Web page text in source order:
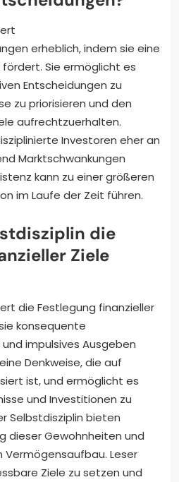
erheblich, indem sie eine
Sie ermöglicht es
Entscheidungen zu
zu priorisieren und den
aufrechtzuerhalten.
Investoren eher an
Marktschwankungen
kann zu einer größeren
im Laufe der Zeit führen.
die
Ziele
die Festlegung finanzieller
konsequente
impulsives Ausgeben
Denkweise, die auf
ist, und ermöglicht es
und Investitionen zu
Selbstdisziplin bieten
dieser Gewohnheiten und
Vermögensaufbau. Leser
Ziele zu setzen und